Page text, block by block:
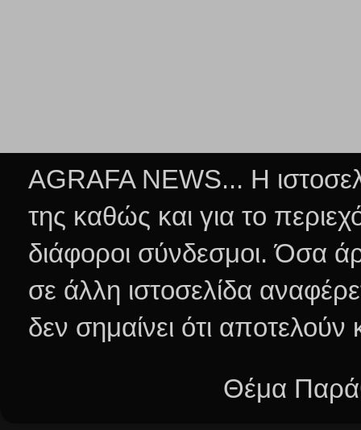
AGRAFA NEWS... Η
της καθώς και για το
διάφοροι σύνδεσμοι.Όσα
σε άλλη ιστοσελίδα
δεν σημαίνει ότι
Θέμα